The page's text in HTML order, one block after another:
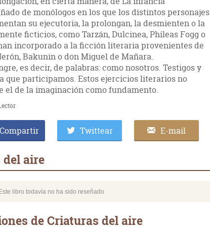
de monólogos en los que los distintos personajes
su ejecutoria, la prolongan, la desmienten o la
ficticios, como Tarzán, Dulcinea, Phileas Fogg o
incorporado a la ficción literaria provenientes de
Bakunin o don Miguel de Mañara.
es decir, de palabras: como nosotros. Testigos y
que participamos. Estos ejercicios literarios no
el de la imaginación como fundamento.
Compartir Twittear E-mail
del aire
Este libro todavía no ha sido reseñado
de Criaturas del aire